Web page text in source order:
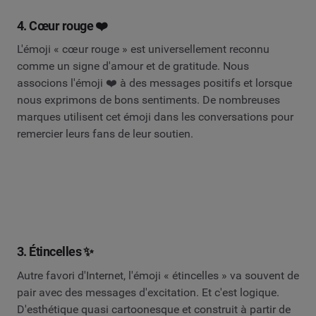
4. Cœur rouge ❤️
L'émoji « cœur rouge » est universellement reconnu
comme un signe d'amour et de gratitude. Nous
associons l'émoji ❤️ à des messages positifs et lorsque
nous exprimons de bons sentiments. De nombreuses
marques utilisent cet émoji dans les conversations pour
remercier leurs fans de leur soutien.
3. Étincelles ✨
Autre favori d'Internet, l'émoji « étincelles » va souvent de
pair avec des messages d'excitation. Et c'est logique.
D'esthétique quasi cartoonesque et construit à partir de